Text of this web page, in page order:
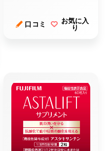
口コミ
お気に入
り